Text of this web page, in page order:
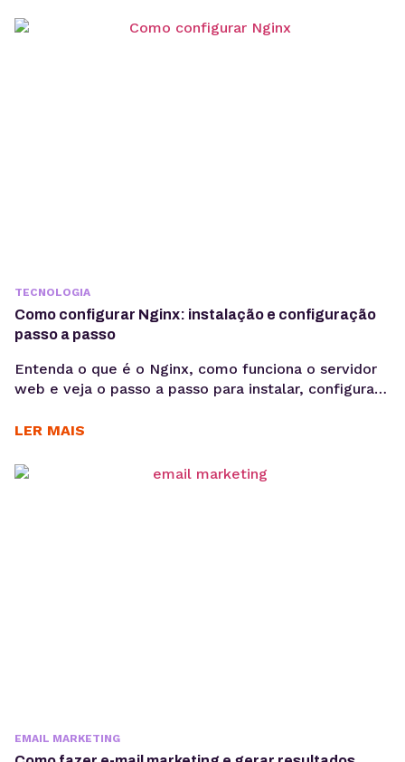
TECNOLOGIA
Como configurar Nginx: instalação e configuração
passo a passo
Entenda o que é o Nginx, como funciona o servidor
web e veja o passo a passo para instalar, configurar
Aprender como configurar Nginx é um passo
sites em produção com mais desempenho e
LER MAIS
EMAIL MARKETING